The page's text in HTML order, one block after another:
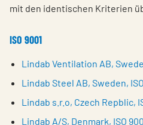
Sprache wählen
Switzerland - German
mit den identischen Kriterien
ISO 9001
Lindab Ventilation AB,
Lindab Steel AB, Sweden,
Lindab s.r.o, Czech Repblic,
Lindab A/S, Denmark, ISO